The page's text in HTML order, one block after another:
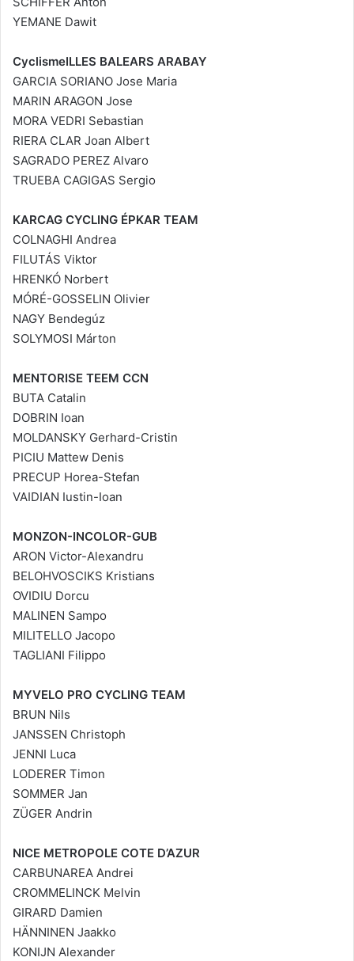
YEMANE Dawit
CyclismeILLES BALEARS ARABAY
GARCIA SORIANO Jose Maria
MARIN ARAGON Jose
MORA VEDRI Sebastian
RIERA CLAR Joan Albert
SAGRADO PEREZ Alvaro
TRUEBA CAGIGAS Sergio
KARCAG CYCLING ÉPKAR TEAM
COLNAGHI Andrea
FILUTÁS Viktor
HRENKÓ Norbert
MÓRÉ-GOSSELIN Olivier
NAGY Bendegúz
SOLYMOSI Márton
MENTORISE TEEM CCN
BUTA Catalin
DOBRIN Ioan
MOLDANSKY Gerhard-Cristin
PICIU Mattew Denis
PRECUP Horea-Stefan
VAIDIAN Iustin-Ioan
MONZON-INCOLOR-GUB
ARON Victor-Alexandru
BELOHVOSCIKS Kristians
OVIDIU Dorcu
MALINEN Sampo
MILITELLO Jacopo
TAGLIANI Filippo
MYVELO PRO CYCLING TEAM
BRUN Nils
JANSSEN Christoph
JENNI Luca
LODERER Timon
SOMMER Jan
ZÜGER Andrin
NICE METROPOLE COTE D’AZUR
CARBUNAREA Andrei
CROMMELINCK Melvin
GIRARD Damien
HÄNNINEN Jaakko
KONIJN Alexander